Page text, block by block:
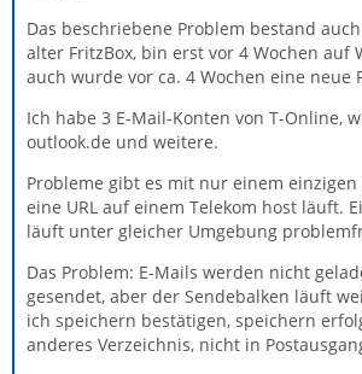
Das beschriebene Problem bestand
alter FritzBox, bin erst vor 4 Wochen auf
auch wurde vor ca. 4 Wochen eine neue
Ich habe 3 E-Mail-Konten von T-Online,
outlook.de und weitere.
Probleme gibt es mit nur einem einzigen
eine URL auf einem Telekom host läuft.
läuft unter gleicher Umgebung
Das Problem: E-Mails werden nicht
gesendet, aber der Sendebalken läuft
ich speichern bestätigen, speichern
anderes Verzeichnis, nicht in